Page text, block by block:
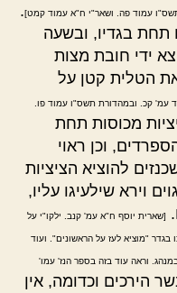
תשס"ו עמוד פה. ושאר"י ח"א עמוד קמט].
תחת בגדיו, ובשעה
ידי חובת מצות
את הטלית קטן על
עמ' קכ. ובמהדורת תשס"ו עמוד פו.
מכוסות תחת
וכן ראוי
להוציא הציציות
וירא שילעיגו עליו,
[שארית יוסף ח"א עמ' קנב. ילקו"י על
"מוציא לעז על הראשונים". ועוד
וראה עוד בזה בספר הנז' עמו'
הירכים וכדומה, אין